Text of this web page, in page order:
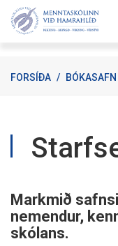
Fara
FORSÍÐA / BÓKASAFN
Markmið
nemendur,
skólans.